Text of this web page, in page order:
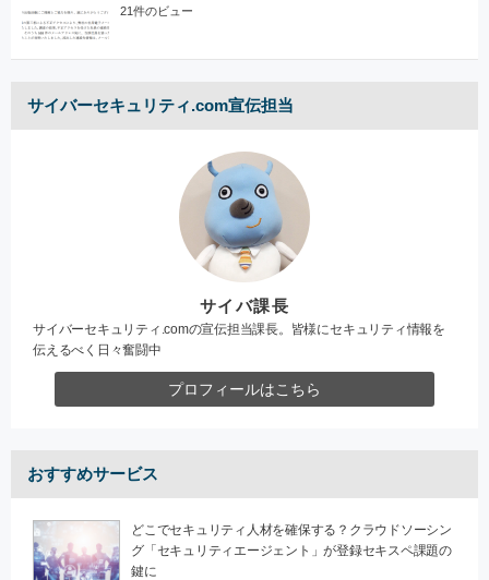
21件のビュー
サイバーセキュリティ.com宣伝担当
サイバ課長
サイバーセキュリティ.comの宣伝担当課長。皆様にセキュリティ情報を
伝えるべく日々奮闘中
プロフィールはこちら
おすすめサービス
どこでセキュリティ人材を確保する？クラウドソーシン
グ「セキュリティエージェント」が登録セキスペ課題の
鍵に